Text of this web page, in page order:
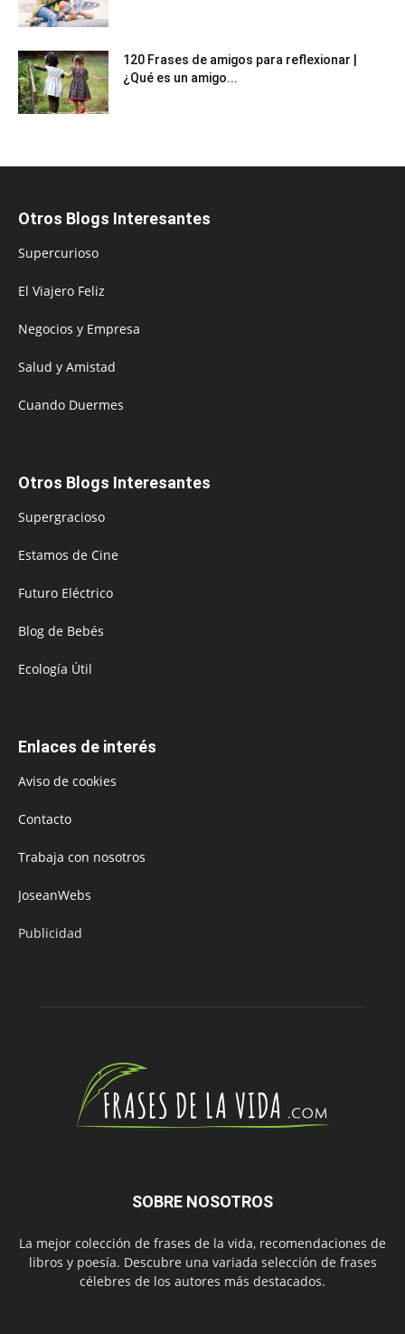
120 Frases de amigos para reflexionar |
¿Qué es un amigo...
Otros Blogs Interesantes
Supercurioso
El Viajero Feliz
Negocios y Empresa
Salud y Amistad
Cuando Duermes
Otros Blogs Interesantes
Supergracioso
Estamos de Cine
Futuro Eléctrico
Blog de Bebés
Ecología Útil
Enlaces de interés
Aviso de cookies
Contacto
Trabaja con nosotros
JoseanWebs
Publicidad
SOBRE NOSOTROS
La mejor colección de frases de la vida, recomendaciones de
libros y poesía. Descubre una variada selección de frases
célebres de los autores más destacados.